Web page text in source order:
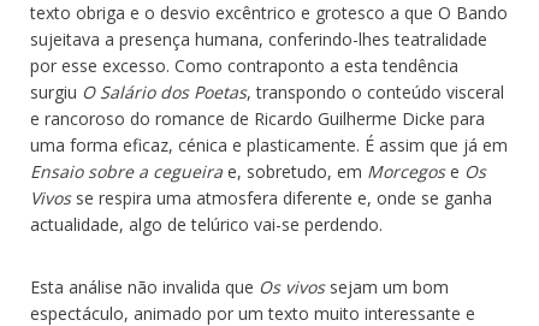
texto obriga e o desvio excêntrico e grotesco a que O Bando
sujeitava a presença humana, conferindo-lhes teatralidade
por esse excesso. Como contraponto a esta tendência
surgiu O Salário dos Poetas, transpondo o conteúdo visceral
e rancoroso do romance de Ricardo Guilherme Dicke para
uma forma eficaz, cénica e plasticamente. É assim que já em
Ensaio sobre a cegueira e, sobretudo, em Morcegose Os
Vivosse respira uma atmosfera diferente e, onde se ganha
actualidade, algo de telúrico vai-se perdendo.
Esta análise não invalida que Os vivossejam um bom
espectáculo, animado por um texto muito interessante e